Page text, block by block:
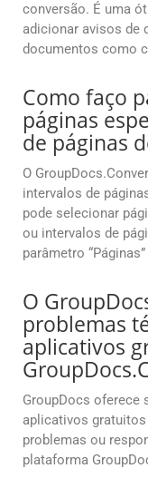
conversão. É uma
adicionar avisos de
documentos como
Como faço
páginas
de páginas
O
intervalos de
pode selecionar
ou intervalos de
parâmetro
O
problemas
aplicativos
GroupDocs oferece
aplicativos
problemas ou
plataforma